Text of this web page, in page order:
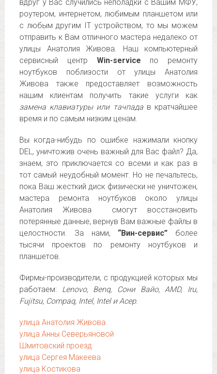
вдруг у Вас случились неполадки с Вашим МФУ,
роутером, интернетом, любимым планшетом или
с любым другим IT устройством, то мы можем
отправить к Вам отличного мастера недалеко от
улицы Анатолия Живова. Наш компьютерный
сервисный центр Win-service по ремонту
ноутбуков поблизости от улицы Анатолия
Живова также предоставляет возможность
нашим клиентам получить такие услуги как
замена клавиатуры или тачпадав кратчайшее
время и по самым низким ценам.
Вы когда-нибудь по ошибке нажимали кнопку
DEL, уничтожив очень важный для Вас файл? Да,
знаем, это приключается со всеми и как раз в
тот самый неудобный момент. Но не печальтесь,
пока Ваш жесткий диск физически не уничтожен,
мастера ремонта ноутбуков около улицы
Анатолия Живова смогут восстановить
потерянные данные, вернув Вам важные файлы в
целостности. За нами, “Вин-сервис” более
тысячи проектов по ремонту ноутбуков и
планшетов.
Фирмы-производители, с продукцией которых мы
работаем: Lenovo, Benq, Сони Вайо, AMD, Iru,
Fujitsu, Compaq, Intel, Intel и Асер.
улица Анатолия Живова
улица Анны Северьяновой
Шмитовский проезд
улица Сергея Макеева
улица Костикова